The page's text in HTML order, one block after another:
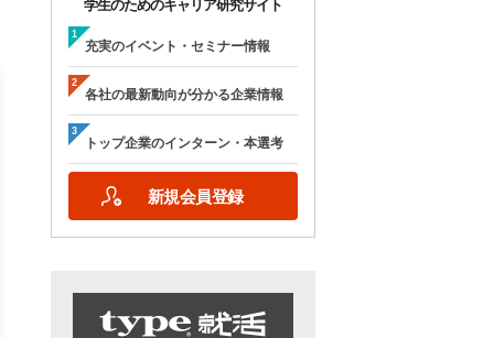
【28卒/オンライン合説】エン
ジニア志望者のための早期選
考＆インターンシップ・ラボ
2026年10月24日(土)09:00～17:15
ためのOB・OG座談会＞
【日程】
学生のためのキャリア研究サイト
充実のイベント・セミナー情報
各社の最新動向が分かる企業情報
トップ企業のインターン・本選考
新規会員登録